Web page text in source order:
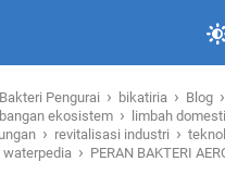
Bakteri Pengurai › bikatiria › Blog ›
ekosistem › limbah
› revitalisasi industri ›
waterpedia › PERAN BAKTERI